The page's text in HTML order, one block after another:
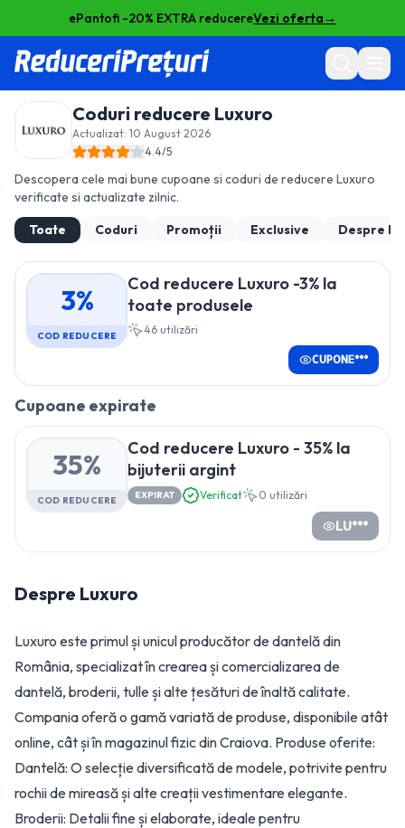
ePantofi -20% EXTRA reducereVezi oferta→
Coduri reducere Luxuro
Actualizat: 10 August 2026
4.4/5
Descopera cele mai bune cupoane si coduri de reducere Luxuro
verificate si actualizate zilnic.
Toate
Coduri Promoții Exclusive Despre
3%
COD REDUCERE
Cod reducere Luxuro -3% la
toate produsele
46 utilizări
CUPONE***
Cupoane expirate
35%
COD REDUCERE
Cod reducere Luxuro - 35% la
bijuterii argint
EXPIRAT Verificat 0 utilizări
LU***
Despre Luxuro
Luxuro este primul și unicul producător de dantelă din
România, specializat în crearea și comercializarea de
dantelă, broderii, tulle și alte țesături de înaltă calitate.
Compania oferă o gamă variată de produse, disponibile atât
online, cât și în magazinul fizic din Craiova. Produse oferite:
Dantelă: O selecție diversificată de modele, potrivite pentru
rochii de mireasă și alte creații vestimentare elegante.
Broderii: Detalii fine și elaborate, ideale pentru